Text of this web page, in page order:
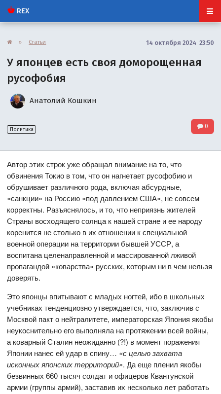
REX
» Статьи 14 октября 2024 23:50
У японцев есть своя доморощенная
русофобия
Анатолий Кошкин
Политика 0
Автор этих строк уже обращал внимание на то, что
обвинения Токио в том, что он нагнетает русофобию и
обрушивает различного рода, включая абсурдные,
«санкции» на Россию «под давлением США», не совсем
корректны. Разъяснялось, и то, что неприязнь жителей
Страны восходящего солнца к нашей стране и ее народу
коренится не столько в их отношении к специальной
военной операции на территории бывшей УССР, а
воспитана целенаправленной и массированной лживой
пропагандой «коварства» русских, которым ни в чем нельзя
доверять.
Это японцы впитывают с младых ногтей, ибо в школьных
учебниках тенденциозно утверждается, что, заключив с
Москвой пакт о нейтралитете, императорская Япония якобы
неукоснительно его выполняла на протяжении всей войны,
а коварный Сталин неожиданно (?!) в момент поражения
Японии нанес ей удар в спину… «с целью захвата
исконных японских территорий». Да еще пленил якобы
безвинных 660 тысяч солдат и офицеров Квантунской
армии (группы армий), заставив их несколько лет работать